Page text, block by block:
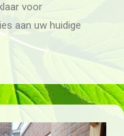
voor
aan uw huidige